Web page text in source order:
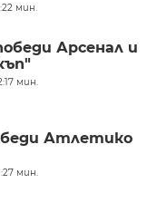
мин.
Арсенал и
мин.
Атлетико
мин.